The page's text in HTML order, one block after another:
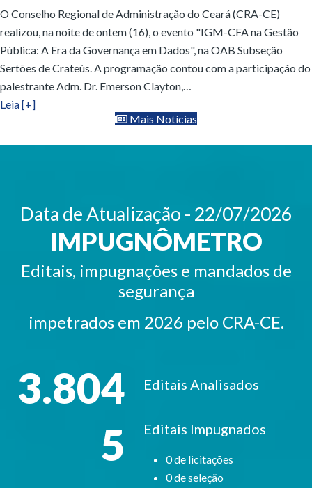
O Conselho Regional de Administração do Ceará (CRA-CE)
realizou, na noite de ontem (16), o evento "IGM-CFA na Gestão
Pública: A Era da Governança em Dados", na OAB Subseção
Sertões de Crateús. A programação contou com a participação do
palestrante Adm. Dr. Emerson Clayton,…
Leia [+]
Mais Notícias
Data de Atualização - 22/07/2026
IMPUGNÔMETRO
Editais, impugnações e mandados de
segurança
impetrados em 2026 pelo CRA-CE.
3.804 Editais Analisados
5 Editais Impugnados
0 de licitações
0 de seleção